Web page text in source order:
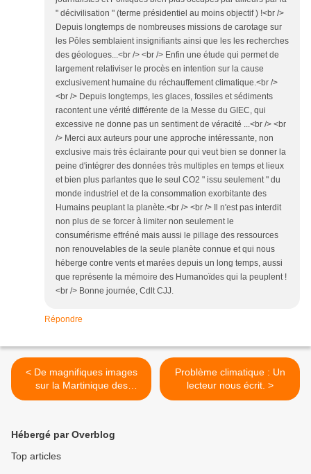
" décivilisation " (terme présidentiel au moins objectif ) !<br />
Depuis longtemps de nombreuses missions de carotage sur
les Pôles semblaient insignifiants ainsi que les les recherches
des géologues...<br /> <br /> Enfin une étude qui permet de
largement relativiser le procès en intention sur la cause
exclusivement humaine du réchauffement climatique.<br />
<br /> Depuis longtemps, les glaces, fossiles et sédiments
racontent une vérité différente de la Messe du GIEC, qui
excessive ne donne pas un sentiment de véracité ...<br /> <br
/> Merci aux auteurs pour une approche intéressante, non
exclusive mais très éclairante pour qui veut bien se donner la
peine d'intégrer des données très multiples en temps et lieux
et bien plus parlantes que le seul CO2 " issu seulement " du
monde industriel et de la consommation exorbitante des
Humains peuplant la planète.<br /> <br /> Il n'est pas interdit
non plus de se forcer à limiter non seulement le
consumérisme effréné mais aussi le pillage des ressources
non renouvelables de la seule planète connue et qui nous
héberge contre vents et marées depuis un long temps, aussi
que représente la mémoire des Humanoïdes qui la peuplent !
<br /> Bonne journée, Cdlt CJJ.
Répondre
< De magnifiques images
sur la Martinique des
hauteurs, mais hélas
Problème climatique : Un
lecteur nous écrit. >
Hébergé par Overblog
Top articles